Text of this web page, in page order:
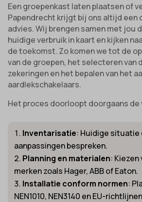
Een groepenkast laten plaatsen of
Papendrecht krijgt bij ons altijd een
advies. Wij brengen samen met jou
huidige verbruik in kaart en kijken
de toekomst. Zo komen we tot de
van de groepen, het selecteren van
zekeringen en het bepalen van het
aardlekschakelaars.
Het proces doorloopt doorgaans
Inventarisatie: Huidige situatie
aanpassingen bespreken.
Planning en materialen:
merken zoals Hager, ABB of Eaton.
Installatie conform normen:
NEN1010, NEN3140 en EU-